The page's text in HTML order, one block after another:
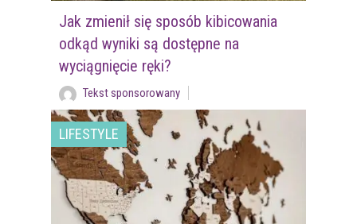
Jak zmienił się sposób kibicowania
odkąd wyniki są dostępne na
wyciągnięcie ręki?
Tekst sponsorowany
LIFESTYLE